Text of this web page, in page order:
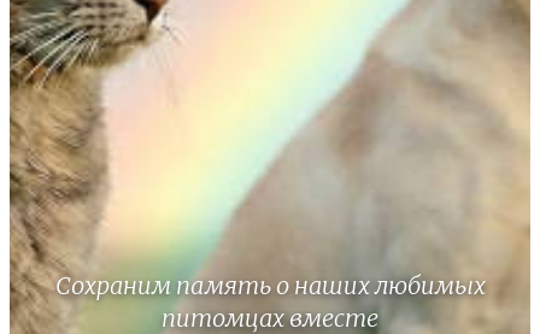
Сохраним память о наших любимых
питомцах вместе